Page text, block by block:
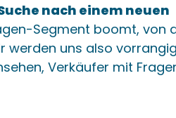
nach einem neuen
Segment boomt, von
werden uns also
Verkäufer mit